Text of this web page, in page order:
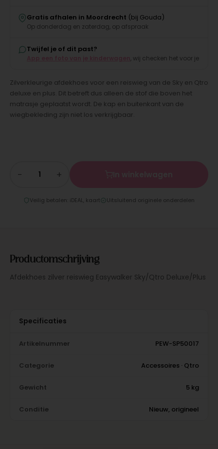
Gratis afhalen in Moordrecht (bij Gouda)
Op donderdag en zaterdag, op afspraak
Twijfel je of dit past?
, wij checken het voor je
Zilverkleurige afdekhoes voor een reiswieg van de Sky en Qtro
deluxe en plus. Dit betreft dus alleen de stof die boven het
matrasje geplaatst wordt. De kap en buitenkant van de
wiegbekleding zijn niet los verkrijgbaar.
− +
Veilig betalen: iDEAL, kaart Uitsluitend originele onderdelen
Productomschrijving
Afdekhoes zilver reiswieg Easywalker Sky/Qtro Deluxe/Plus
Specificaties
Artikelnummer PEW-SP50017
Categorie Accessoires · Qtro
Gewicht 5 kg
Conditie Nieuw, origineel